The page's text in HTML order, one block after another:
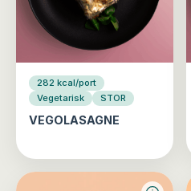
282 kcal/port
Vegetarisk
STOR
VEGOLASAGNE